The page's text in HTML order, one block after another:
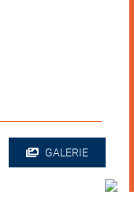
GALERIE